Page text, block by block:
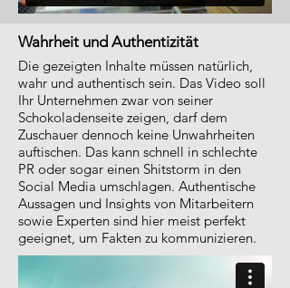
Wahrheit und Authentizität
Die gezeigten Inhalte müssen natürlich,
wahr und authentisch sein. Das Video soll
Ihr Unternehmen zwar von seiner
Schokoladenseite zeigen, darf dem
Zuschauer dennoch keine Unwahrheiten
auftischen. Das kann schnell in schlechte
PR oder sogar einen Shitstorm in den
Social Media umschlagen. Authentische
Aussagen und Insights von Mitarbeitern
sowie Experten sind hier meist perfekt
geeignet, um Fakten zu kommunizieren.